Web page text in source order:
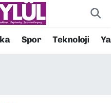
Spor Teknoloji